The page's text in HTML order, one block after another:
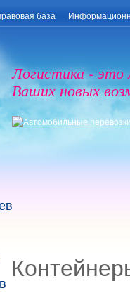
база
Логистика - это
Ваших новых